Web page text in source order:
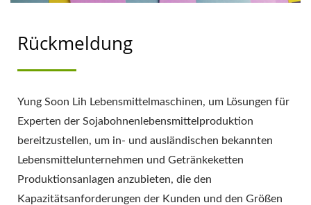
Rückmeldung
Yung Soon Lih Lebensmittelmaschinen, um Lösungen für
Experten der Sojabohnenlebensmittelproduktion
bereitzustellen, um in- und ausländischen bekannten
Lebensmittelunternehmen und Getränkeketten
Produktionsanlagen anzubieten, die den
Kapazitätsanforderungen der Kunden und den Größen